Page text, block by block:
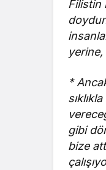
Filistin
*
gibi
bize